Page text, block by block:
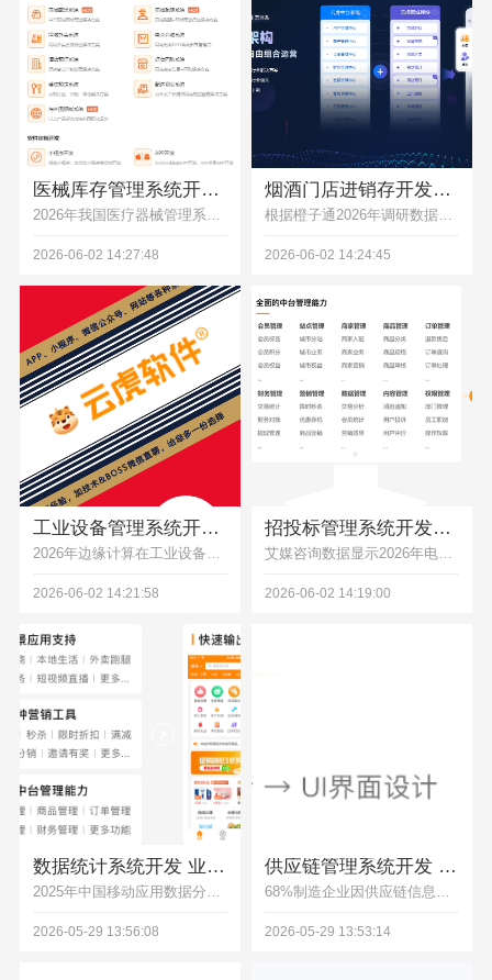
医械库存管理系统开发，出入库效期盘点管控定制开发
2026年我国医疗器械管理系统市场增速达10.54%，本文对比标准化成品系统、通用型定制开发、行业专属定制开发三类方案的优劣势，提供不同规模医械企业选型建议，助力降本提效满足合规要求。
2026-06-02 14:27:48
烟酒门店进销存开发，采购销售库存财务一体化软件
根据橙子通2026年调研数据，70%烟酒店存在通用进销存适配差、报表统计繁琐等痛点，本文结合云虎软件真实服务案例，解析烟酒行业一体化进销存系统开发的价值、选型逻辑与成本控制方法，助力烟酒企业提升运营效率。
2026-06-02 14:24:45
工业设备管理系统开发，设备维保巡检台账数字化软件
2026年边缘计算在工业设备管理系统中应用率达68.3%，本文解析物联网+AI预测性维护等前沿技术的应用场景，结合长三角制造企业落地案例，提供从架构到落地的全流程开发方案，帮助企业降本增效。
2026-06-02 14:21:58
招投标管理系统开发，标书发布报名开标线上管控软件
艾媒咨询数据显示2026年电子招投标市场规模同比增长38%，本文通过建筑企业开发招投标管理系统的真实案例，解析全流程线上管控的落地路径、核心功能及降本增效成果，为企业选型提供参考。
2026-06-02 14:19:00
数据统计系统开发 业务数据汇总分析可视化管理工具
2025年中国移动应用数据分析市场规模达75.73亿元，本文解析数据统计系统如何从工具升级为业务增长武器，讲解核心功能玩法与落地步骤，结合多行业案例为中小企业数字化升级提供实操攻略。
2026-05-29 13:56:08
供应链管理系统开发 上下游货源流转数据统筹平台
68%制造企业因供应链信息孤岛导致采购周期延长40%，本文解答供应链管理系统开发的核心价值、开发流程、成本构成等高频问题，结合制造、医药行业案例，为企业搭建上下游货源流转数据统筹平台提供可落地解决方案。
2026-05-29 13:53:14